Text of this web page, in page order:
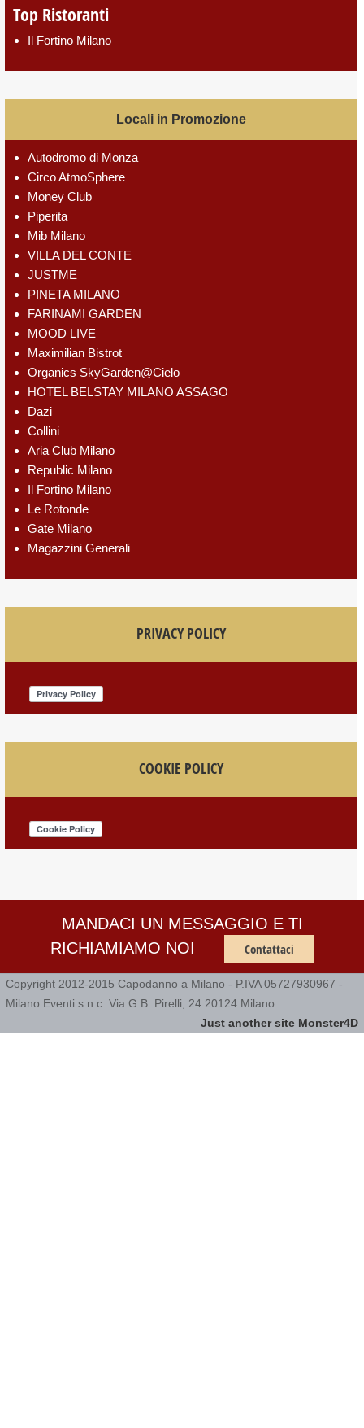
Top Ristoranti
Il Fortino Milano
Locali in Promozione
Autodromo di Monza
Circo AtmoSphere
Money Club
Piperita
Mib Milano
VILLA DEL CONTE
JUSTME
PINETA MILANO
FARINAMI GARDEN
MOOD LIVE
Maximilian Bistrot
Organics SkyGarden@Cielo
HOTEL BELSTAY MILANO ASSAGO
Dazi
Collini
Aria Club Milano
Republic Milano
Il Fortino Milano
Le Rotonde
Gate Milano
Magazzini Generali
PRIVACY POLICY
COOKIE POLICY
MANDACI UN MESSAGGIO E TI
RICHIAMIAMO NOI
Contattaci
Copyright 2012-2015 Capodanno a Milano - P.IVA 05727930967 -
Milano Eventi s.n.c. Via G.B. Pirelli, 24 20124 Milano
Just another site Monster4D